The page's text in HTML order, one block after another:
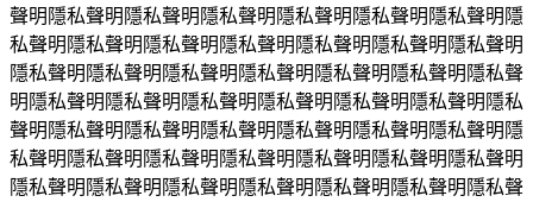
聲明隱私聲明隱私聲明隱私聲明隱私聲明隱私聲明隱私聲明隱
私聲明隱私聲明隱私聲明隱私聲明隱私聲明隱私聲明隱私聲明
隱私聲明隱私聲明隱私聲明隱私聲明隱私聲明隱私聲明隱私聲
明隱私聲明隱私聲明隱私聲明隱私聲明隱私聲明隱私聲明隱私
聲明隱私聲明隱私聲明隱私聲明隱私聲明隱私聲明隱私聲明隱
私聲明隱私聲明隱私聲明隱私聲明隱私聲明隱私聲明隱私聲明
隱私聲明隱私聲明隱私聲明隱私聲明隱私聲明隱私聲明隱私聲